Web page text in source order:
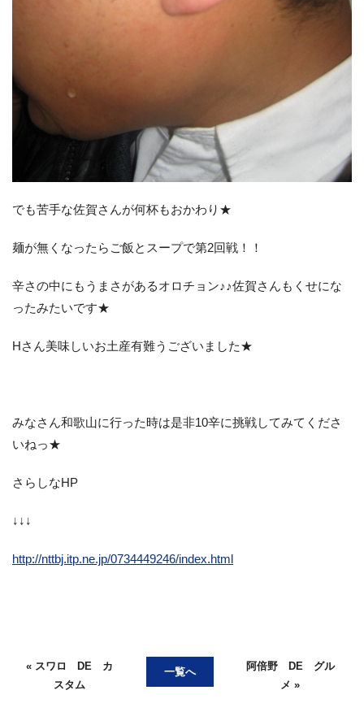
でも苦手な佐賀さんが何杯もおかわり★
麺が無くなったらご飯とスープで第2回戦！！
辛さの中にもうまさがあるオロチョン♪♪佐賀さんもくせにな
ったみたいです★
Hさん美味しいお土産有難うございました★
みなさん和歌山に行った時は是非10辛に挑戦してみてくださ
いねっ★
さらしなHP
↓↓↓
http://nttbj.itp.ne.jp/0734449246/index.html
« スワロ DE カ
スタム
一覧へ
阿倍野 DE グル
メ »